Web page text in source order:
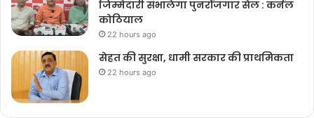
जिम्मेदारी संभालेगा पुनर्रोजगार सेल : कर्नल
कोठियाल
22 hours ago
सेहत की सुरक्षा, धामी सरकार की प्राथमिकता
22 hours ago